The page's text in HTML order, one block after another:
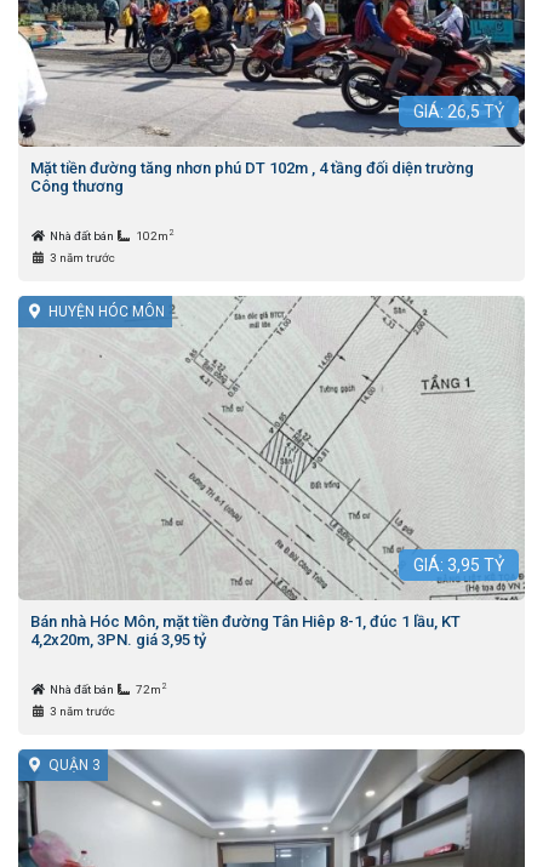
GIÁ: 26,5 TỶ
Mặt tiền đường tăng nhơn phú DT 102m , 4 tầng đối diện trường
Công thương
Nhà đất bán 102m 2
3 năm trước
HUYỆN HÓC MÔN
GIÁ: 3,95 TỶ
Bán nhà Hóc Môn, mặt tiền đường Tân Hiêp 8-1, đúc 1 lầu, KT
4,2x20m, 3PN. giá 3,95 tỷ
Nhà đất bán 72m 2
3 năm trước
QUẬN 3